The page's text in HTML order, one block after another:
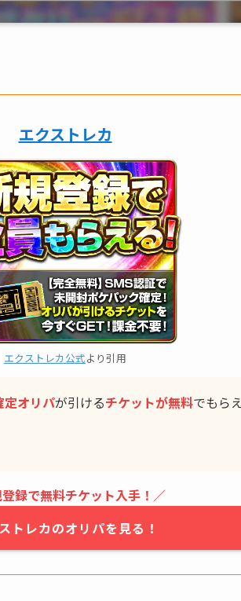
エクストレカ
エクストレカ公式より引用
定オリパが引けるチケットが無料でもら
録で無料チケット入手！／
トレカのオリパを見る！